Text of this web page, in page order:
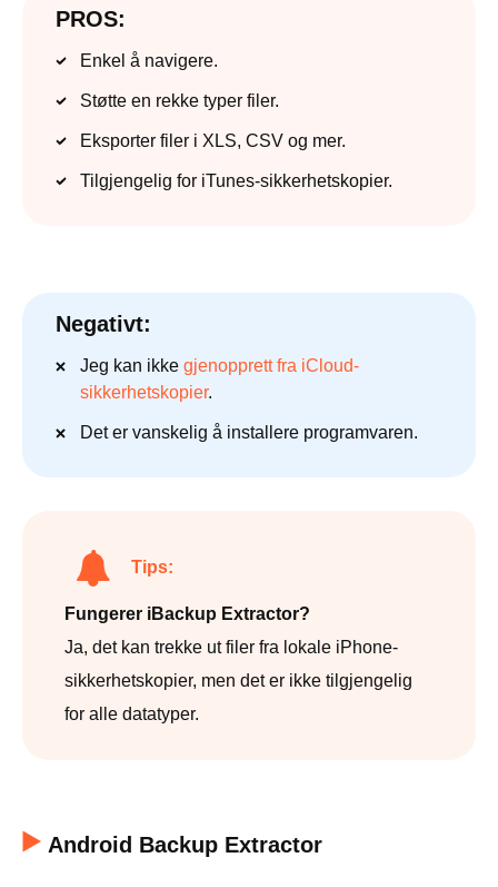
PROS:
Enkel å navigere.
Støtte en rekke typer filer.
Eksporter filer i XLS, CSV og mer.
Tilgjengelig for iTunes-sikkerhetskopier.
Negativt:
Jeg kan ikke gjenopprett fra iCloud-
sikkerhetskopier.
Det er vanskelig å installere programvaren.
Tips:
Fungerer iBackup Extractor?
Ja, det kan trekke ut filer fra lokale iPhone-
sikkerhetskopier, men det er ikke tilgjengelig
for alle datatyper.
Android Backup Extractor